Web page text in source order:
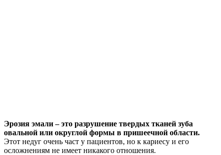
Эрозия эмали – это разрушение твердых тканей зуба
овальной или округлой формы в пришеечной области.
Этот недуг очень част у пациентов, но к кариесу и его
осложнениям не имеет никакого отношения.